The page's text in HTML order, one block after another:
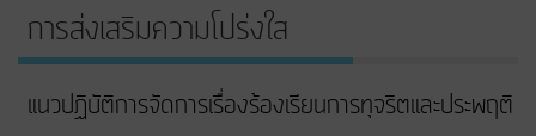
การส่งเสริมความโปร่งใส
แนวปฏิบัติการจัดการเรื่องร้องเรียนการทุจริตและประพฤติ